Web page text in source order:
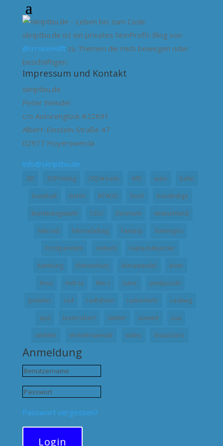
skriptbu.de ist ein privates NonProfit-Blog von
@IrrsinnHilftzu Themen die mich bewegen oder
beschäftigen.
Impressum und Kontakt
skriptbu.de
Peter Wendel
c/o Autorenglück #22691
Albert-Einstein-Straße 47
02977 Hoyerswerda
info@skriptbu.de
3D 3DPrinting 2024reads AfD auto bahn
baseball berlin BTW25 buch bundesliga
Bundestagswahl CDU Denmark deutschland
fahrrad fahrradalltag Fantasy flamingos
Frostpendeln Habeck Habeck4Kanzler
hamburg Klimaschutz klimawandel krimi
linux mdrza Merz natur pastpuzzle
pedelec rad radfahren radverkehr radweg
spd teamrobert twitter umwelt usa
verkehr Verkehrswende video VisionZero
Anmeldung
Passwort vergessen?
Login